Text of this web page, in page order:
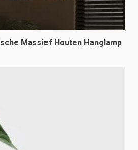
Massief Houten Hanglamp